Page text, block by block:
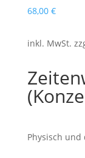
68,00 €
inkl. MwSt.
Physisch